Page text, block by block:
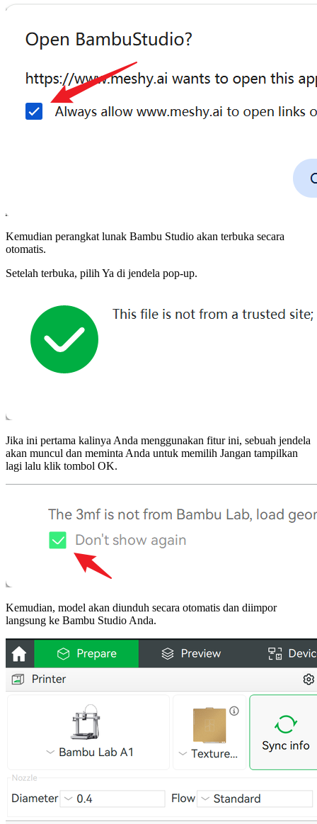
Kemudian perangkat lunak Bambu Studio akan terbuka secara
otomatis.
Setelah terbuka, pilih Ya di jendela pop-up.
Jika ini pertama kalinya Anda menggunakan fitur ini, sebuah jendela
akan muncul dan meminta Anda untuk memilih Jangan tampilkan
lagi lalu klik tombol OK.
Kemudian, model akan diunduh secara otomatis dan diimpor
langsung ke Bambu Studio Anda.